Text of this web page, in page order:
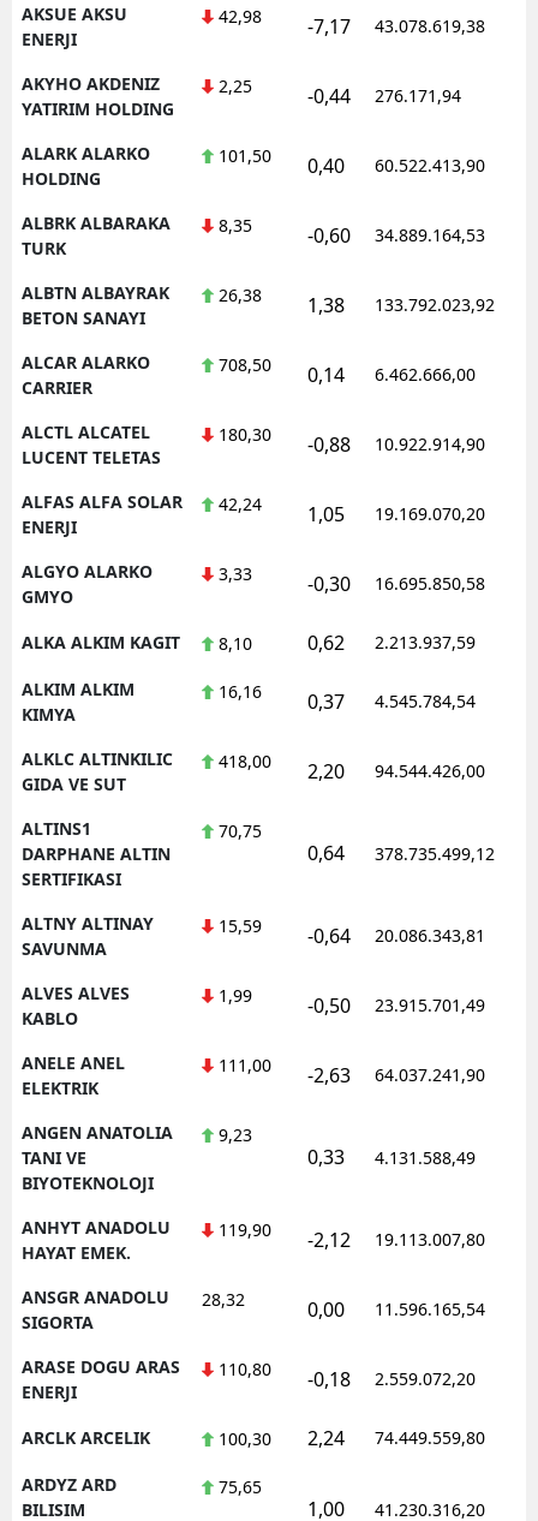
AKSUE AKSU
ENERJI
42,98 -7,17 43.078.619,38
AKYHO AKDENIZ
YATIRIM HOLDING
2,25 -0,44 276.171,94
ALARK ALARKO
HOLDING
101,50 0,40 60.522.413,90
ALBRK ALBARAKA
TURK
8,35 -0,60 34.889.164,53
ALBTN ALBAYRAK
BETON SANAYI
26,38 1,38 133.792.023,92
ALCAR ALARKO
CARRIER
708,50 0,14 6.462.666,00
ALCTL ALCATEL
LUCENT TELETAS
180,30 -0,88 10.922.914,90
ALFAS ALFA SOLAR
ENERJI
42,24 1,05 19.169.070,20
ALGYO ALARKO
GMYO
3,33 -0,30 16.695.850,58
ALKA ALKIM KAGIT 8,10 0,62 2.213.937,59
ALKIM ALKIM
KIMYA
16,16 0,37 4.545.784,54
ALKLC ALTINKILIC
GIDA VE SUT
418,00 2,20 94.544.426,00
ALTINS1
DARPHANE ALTIN
SERTIFIKASI
70,75
0,64 378.735.499,12
ALTNY ALTINAY
SAVUNMA
15,59 -0,64 20.086.343,81
ALVES ALVES
KABLO
1,99 -0,50 23.915.701,49
ANELE ANEL
ELEKTRIK
111,00 -2,63 64.037.241,90
ANGEN ANATOLIA
TANI VE
BIYOTEKNOLOJI
9,23
0,33 4.131.588,49
ANHYT ANADOLU
HAYAT EMEK.
119,90 -2,12 19.113.007,80
ANSGR ANADOLU
SIGORTA
28,32 0,00 11.596.165,54
ARASE DOGU ARAS
ENERJI
110,80 -0,18 2.559.072,20
ARCLK ARCELIK 100,30 2,24 74.449.559,80
ARDYZ ARD
BILISIM
75,65
1,00 41.230.316,20